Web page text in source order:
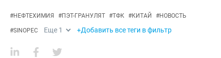
#НЕФТЕХИМИЯ #ПЭТ-ГРАНУЛЯТ #ТФК #КИТАЙ #НОВОСТЬ
#SINOPEC Еще 1 +Добавить все теги в фильтр